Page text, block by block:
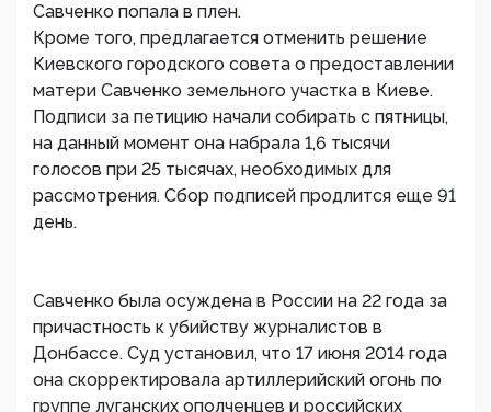
Савченко попала в плен.
Кроме того, предлагается отменить решение
Киевского городского совета о предоставлении
матери Савченко земельного участка в Киеве.
Подписи за петицию начали собирать с пятницы,
на данный момент она набрала 1,6 тысячи
голосов при 25 тысячах, необходимых для
рассмотрения. Сбор подписей продлится еще 91
день.
Савченко была осуждена в России на 22 года за
причастность к убийству журналистов в
Донбассе. Суд установил, что 17 июня 2014 года
она скорректировала артиллерийский огонь по
группе луганских ополченцев и российских